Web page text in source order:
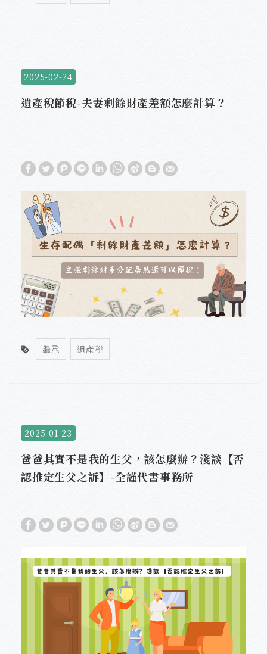
2025-02-24
遺產稅節稅-夫妻剩餘財產差額怎麼計算？
繼承 遺產稅
2025-01-23
爸爸其實不是我的生父，該怎麼辦？淺談【否
認推定生父之訴】-全謹代書事務所